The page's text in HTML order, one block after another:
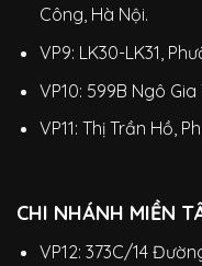
Công, Hà Nội.
VP9: LK30-LK31,
VP10: 599B Ngô
VP11: Thị Trần Hồ,
CHI NHÁNH MIỀN
VP12: 373C/14